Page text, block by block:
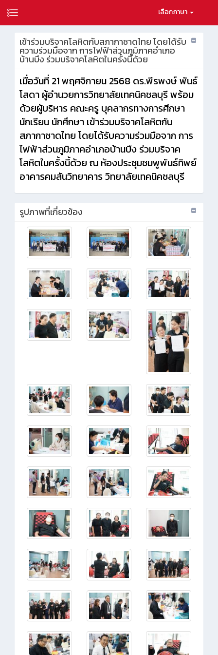
เลือกภาษา
เข้าร่วมบริจาคโลหิตกับสภากาชาดไทย โดยได้รับ
ความร่วมมือจาก การไฟฟ้าส่วนภูมิภาคอำเภอ
บ้านบึง ร่วมบริจาคโลหิตในครั้งนี้ด้วย
เมื่อวันที่ 21 พฤศจิกายน 2568 ดร.พีรพงษ์ พันธ์
โสดา ผู้อำนวยการวิทยาลัยเทคนิคชลบุรี พร้อม
ด้วยผู้บริหาร คณะครู บุคลากรทางการศึกษา
นักเรียน นักศึกษา เข้าร่วมบริจาคโลหิตกับ
สภากาชาดไทย โดยได้รับความร่วมมือจาก การ
ไฟฟ้าส่วนภูมิภาคอำเภอบ้านบึง ร่วมบริจาค
โลหิตในครั้งนี้ด้วย ณ ห้องประชุมชมพูพันธ์ทิพย์
อาคารคมสันวิทยาคาร วิทยาลัยเทคนิคชลบุรี
รูปภาพที่เกี่ยวข้อง